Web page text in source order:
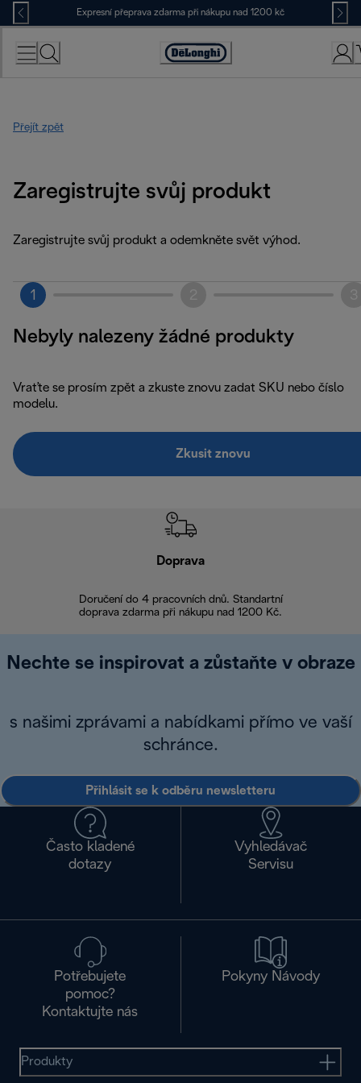
Skip
to
Content
Expresní přeprava zdarma při nákupu nad 1200 kč
Accessibility
Přejít zpět
Zaregistrujte svůj produkt
Zaregistrujte svůj produkt a odemkněte svět výhod.
1
Nebyly nalezeny žádné produkty
Vraťte se prosím zpět a zkuste znovu zadat SKU nebo číslo
modelu.
Zkusit znovu
Doprava
Doručení do 4 pracovních dnů. Standartní
doprava zdarma při nákupu nad 1200 Kč.
Nechte se inspirovat a zůstaňte v obraze
s našimi zprávami a nabídkami přímo ve vaší
schránce.
Přihlásit se k odběru newsletteru
Často kladené
dotazy
Vyhledávač
Servisu
Potřebujete
pomoc?
Kontaktujte nás
Pokyny Návody
Produkty